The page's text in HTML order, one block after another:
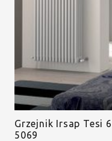
Grzejnik Irsap Tesi
5069